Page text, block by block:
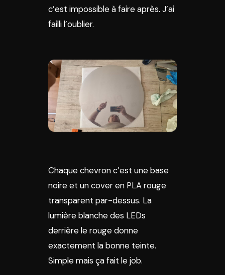
c’est impossible à faire après. J’ai
failli l’oublier.
Chaque chevron c’est une base
noire et un cover en PLA rouge
transparent par-dessus. La
lumière blanche des LEDs
derrière le rouge donne
exactement la bonne teinte.
Simple mais ça fait le job.